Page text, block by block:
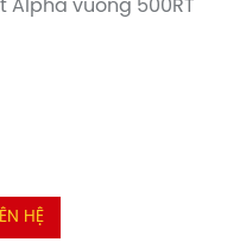
Alpha vuông 500RT
HỆ